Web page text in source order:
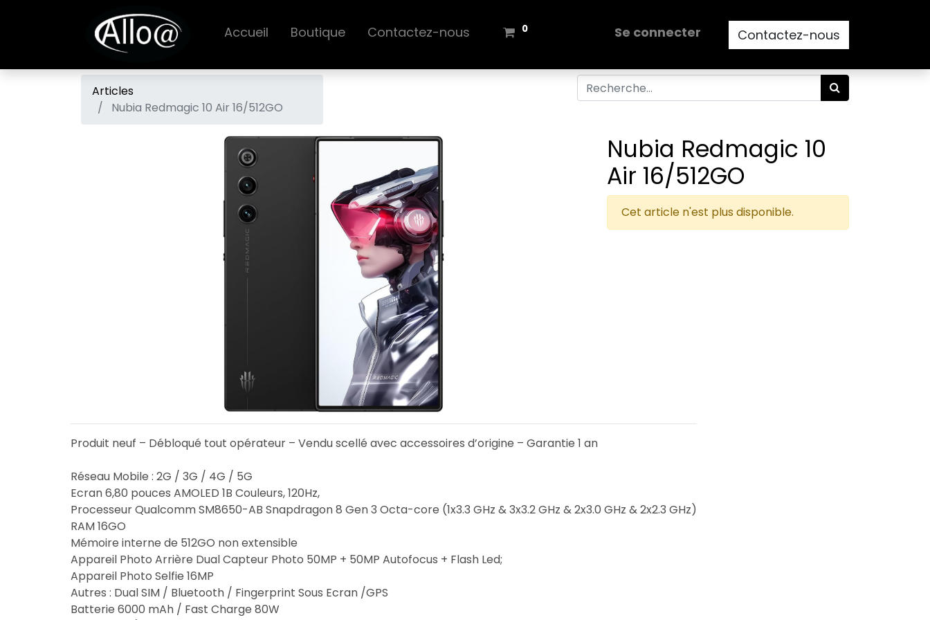
Accueil Boutique Contactez-nous 0 Se connecter Contactez-nous
Articles
Nubia Redmagic 10 Air 16/512GO
Nubia Redmagic 10
Air 16/512GO
Cet article n'est plus disponible.
Produit neuf – Débloqué tout opérateur – Vendu scellé avec accessoires d’origine – Garantie 1 an
Réseau Mobile : 2G / 3G / 4G / 5G
Ecran 6,80 pouces AMOLED 1B Couleurs, 120Hz,
Processeur Qualcomm SM8650-AB Snapdragon 8 Gen 3 Octa-core (1x3.3 GHz & 3x3.2 GHz & 2x3.0 GHz & 2x2.3 GHz)
RAM 16GO
Mémoire interne de 512GO non extensible
Appareil Photo Arrière Dual Capteur Photo 50MP + 50MP Autofocus + Flash Led;
Appareil Photo Selfie 16MP
Autres : Dual SIM / Bluetooth / Fingerprint Sous Ecran /GPS
Batterie 6000 mAh / Fast Charge 80W